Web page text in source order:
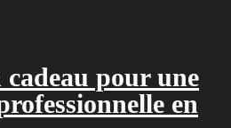
pour une
en